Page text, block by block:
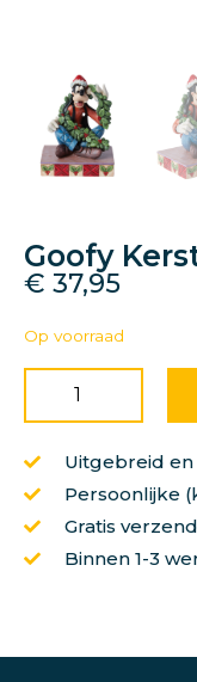
Goofy
€ 37,95
Op voorraad
Uitgebreid
Persoonlijke
Gratis
Binnen 1-3